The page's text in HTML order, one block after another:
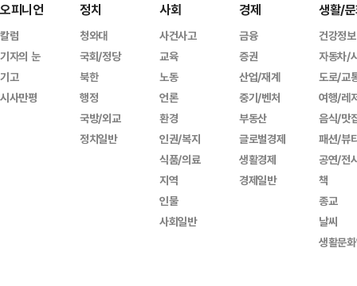
오피니언
칼럼
기자의 눈
기고
시사만평
정치
청와대
국회/정당
북한
행정
국방/외교
정치일반
사회
사건사고
교육
노동
언론
환경
인권/복지
식품/의료
지역
인물
사회일반
경제
금융
증권
산업/재계
중기/벤처
부동산
글로벌경제
생활경제
경제일반
생활/
건강정보
자동차/
도로/교
여행/레
음식/맛
패션/뷰
공연/전
책
종교
날씨
생활문